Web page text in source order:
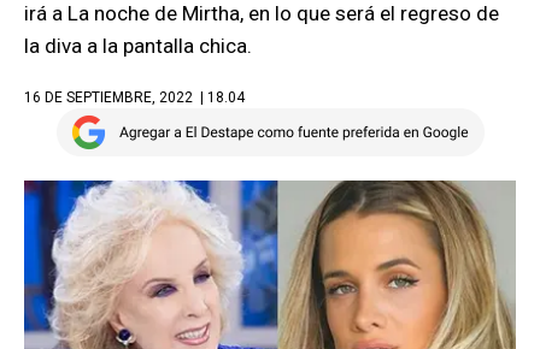
irá a La noche de Mirtha, en lo que será el regreso de
la diva a la pantalla chica.
16 DE SEPTIEMBRE, 2022 | 18.04